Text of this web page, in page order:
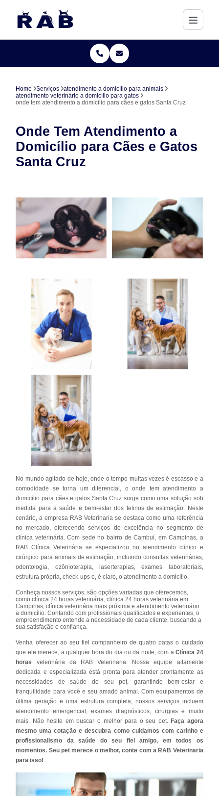
Home Serviços
atendimento a domicílio para animais
atendimento veterinário a domicílio para gatos
onde tem atendimento a domicílio para cães e gatos Santa Cruz
Onde Tem Atendimento a
Domicílio para Cães e Gatos
Santa Cruz
No mundo agitado de hoje, onde o tempo muitas vezes é escasso e a
comodidade se torna um diferencial, o onde tem atendimento a
domicílio para cães e gatos Santa Cruz surge como uma solução sob
medida para a saúde e bem-estar dos felinos de estimação. Neste
cenário, a empresa RAB Veterinaria se destaca como uma referência
no mercado, oferecendo serviços de excelência no segmento de
clínica veterinária. Com sede no bairro de Cambuí, em Campinas, a
RAB Clínica Veterinária se especializou no atendimento clínico e
cirúrgico para animais de estimação, incluindo consultas veterinárias,
odontologia, ozônioterapia, laserterapias, exames laboratoriais,
estrutura própria, check-ups e, é claro, o atendimento a domicílio.
Conheça nossos serviços, são opções variadas que oferecemos,
como clínica 24 horas veterinária, clínica 24 horas veterinária em
Campinas, clínica veterinária mais próxima e atendimento veterinário
a domicílio. Contando com profissionais qualificados e experientes, o
empreendimento entende a necessidade de cada cliente, buscando a
sua satisfação e confiança.
Venha oferecer ao seu fiel companheiro de quatro patas o cuidado
que ele merece, a qualquer hora do dia ou da noite, com aClínica 24
horas
veterinária da RAB Veterinaria. Nossa equipe altamente
dedicada e especializada está pronta para atender prontamente as
necessidades de saúde do seu pet, garantindo bem-estar e
tranquilidade para você e seu amado animal. Com equipamentos de
última geração e uma estrutura completa, nossos serviços incluem
atendimento emergencial, exames diagnósticos, cirurgias e muito
mais. Não hesite em buscar o melhor para o seu pet.Faça agora
mesmo uma cotação e descubra como cuidamos com carinho e
profissionalismo da saúde do seu fiel amigo, em todos os
momentos. Seu pet merece o melhor, conte com a RAB Veterinaria
para isso!